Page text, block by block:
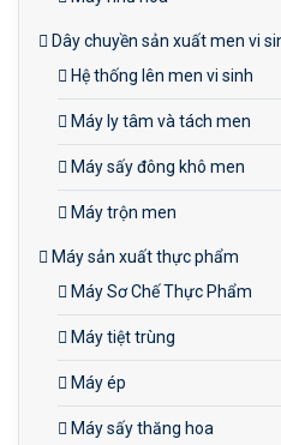
Dây chuyền sản xuất men vi
Hệ thống lên men vi sinh
Máy ly tâm và tách men
Máy sấy đông khô men
Máy trộn men
Máy sản xuất thực phẩm
Máy Sơ Chế Thực Phẩm
Máy tiệt trùng
Máy ép
Máy sấy thăng hoa